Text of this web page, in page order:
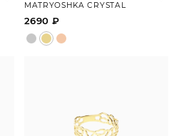
MATRYOSHKA CRYSTAL
2690 ₽